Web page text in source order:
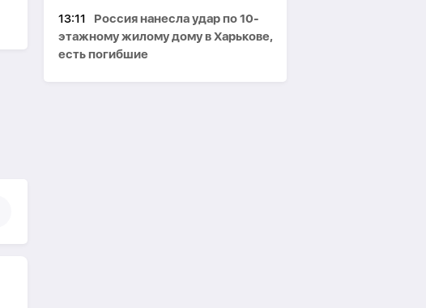
13:11
Россия нанесла удар по 10-
этажному жилому дому в Харькове,
есть погибшие